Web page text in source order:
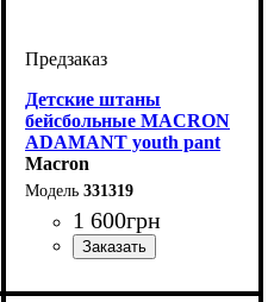
Детские штаны
бейсбольные MACRON
ADAMANT youth pant
(331319)
Macron
331319
1 600грн